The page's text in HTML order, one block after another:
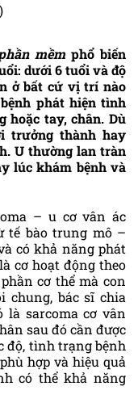
mềm phổ biến
dưới 6 tuổi và độ
ở bất cứ vị trí nào
phát hiện tình
tay, chân. Dù
trưởng thành hay
U thường lan tràn
lúc khám bệnh và
– u cơ vân ác
tế bào trung mô –
có khả năng phát
cơ hoạt động theo
cơ thể mà con
chung, bác sĩ chia
sarcoma cơ vân
sau đó cần được
độ, tình trạng bệnh
hợp và hiệu quả
có thể khả năng